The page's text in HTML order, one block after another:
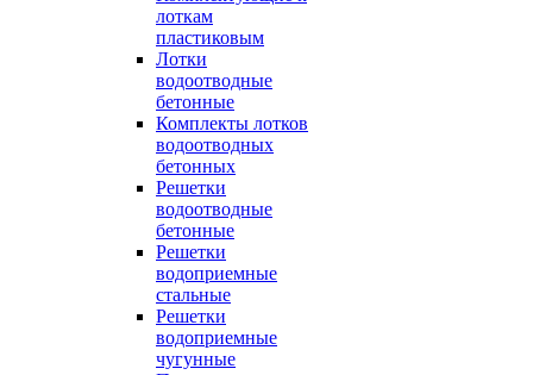
лоткам
пластиковым
Лотки
водоотводные
бетонные
Комплекты лотков
водоотводных
бетонных
Решетки
водоотводные
бетонные
Решетки
водоприемные
стальные
Решетки
водоприемные
чугунные